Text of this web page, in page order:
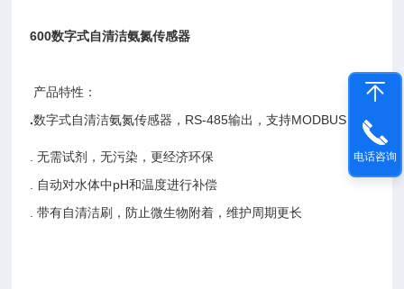
600数字式自清洁氨氮传感器
产品特性：
.数字式自清洁氨氮传感器，RS-485输出，支持MODBUS
. 无需试剂，无污染，更经济环保
. 自动对水体中pH和温度进行补偿
. 带有自清洁刷，防止微生物附着，维护周期更长
电话咨询